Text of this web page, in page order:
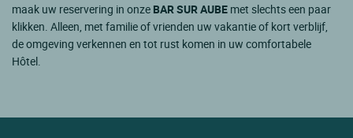
maak uw reservering in onze BAR SUR AUBE met slechts een paar
klikken. Alleen, met familie of vrienden uw vakantie of kort verblijf,
de omgeving verkennen en tot rust komen in uw comfortabele
Hôtel.